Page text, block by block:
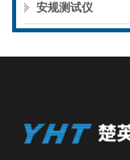
安规测试仪